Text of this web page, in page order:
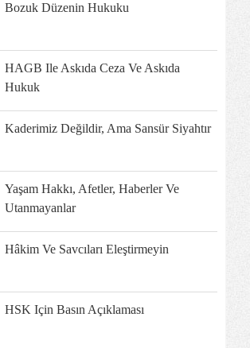
Bozuk Düzenin Hukuku
HAGB Ile Askıda Ceza Ve Askıda
Hukuk
Kaderimiz Değildir, Ama Sansür Siyahtır
Yaşam Hakkı, Afetler, Haberler Ve
Utanmayanlar
Hâkim Ve Savcıları Eleştirmeyin
HSK Için Basın Açıklaması